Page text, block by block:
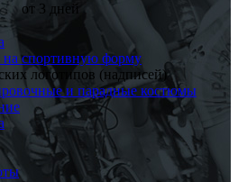
от 3 дней
на спортивную форму
логотипов (надписей)
и парадные костюмы